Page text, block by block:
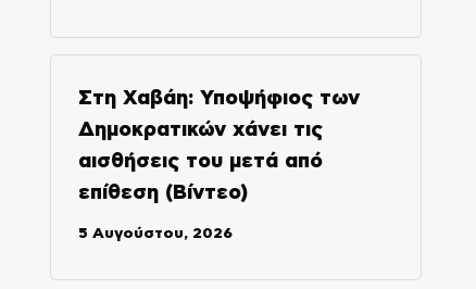
Στη Χαβάη: Υποψήφιος των
Δημοκρατικών χάνει τις
αισθήσεις του μετά από
επίθεση (Βίντεο)
5 Αυγούστου, 2026